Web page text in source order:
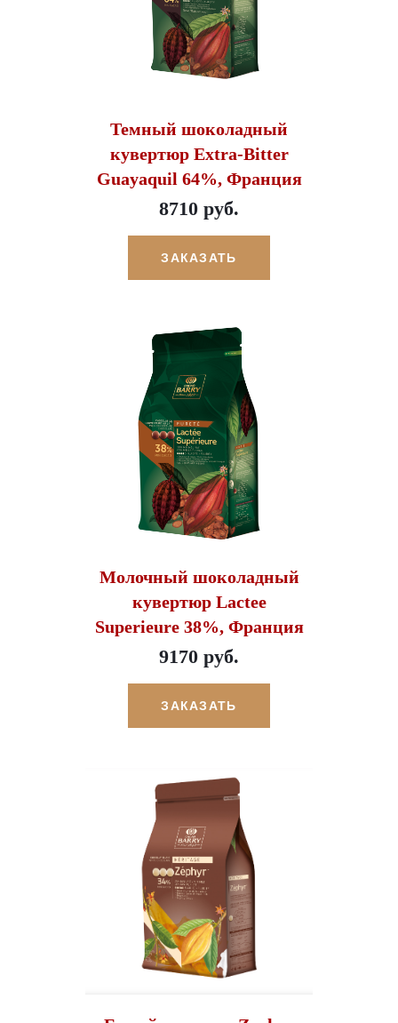
Темный шоколадный
кувертюр Extra-Bitter
Guayaquil 64%, Франция
8710 руб.
ЗАКАЗАТЬ
Молочный шоколадный
кувертюр Lactee
Superieure 38%, Франция
9170 руб.
ЗАКАЗАТЬ